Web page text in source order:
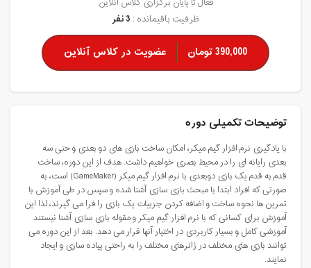
ظرفیت باقیمانده : 3 نفر
390,000 تومان عضویت در کلاس آنلاین
توضیحات تکمیلی دوره
با یادگیری نرم افزار گیم میکر، امکان ساخت بازی های دو بعدی و حتی سه
بعدی رایانه ای را در محیط بصری خواهیم داشت. هدف از این دوره، ساخت
قدم به قدم یک بازی دوبعدی با نرم افزار گیم میکر (GameMaker) است، به
صورتی که افراد ابتدا با مبحث بازی سازی آشنا شده و سپس در طی آموزش با
تمرین ها نحوه ساخت و اضافه کردن جزییات یک بازی را فرا می گیرند، لذا این
آموزش برای کسانی که با نرم افزار گیم میکر و مقوله بازی سازی آشنا نیستند
آموزشی کامل و بسیار کاربردی در اختیار آنها قرار می دهد. بعد از این دوره می
توانند بازی های مختلف در ژانرهای مختلف را به راحتی پیاده سازی و ایجاد
نمایند.